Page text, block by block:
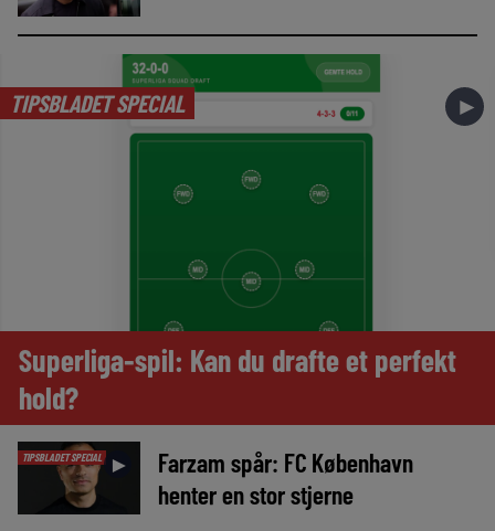
TIPSBLADET SPECIAL ►
Superliga-spil: Kan du drafte et perfekt
hold?
TIPSBLADET SPECIAL ►
Farzam spår: FC København
henter en stor stjerne